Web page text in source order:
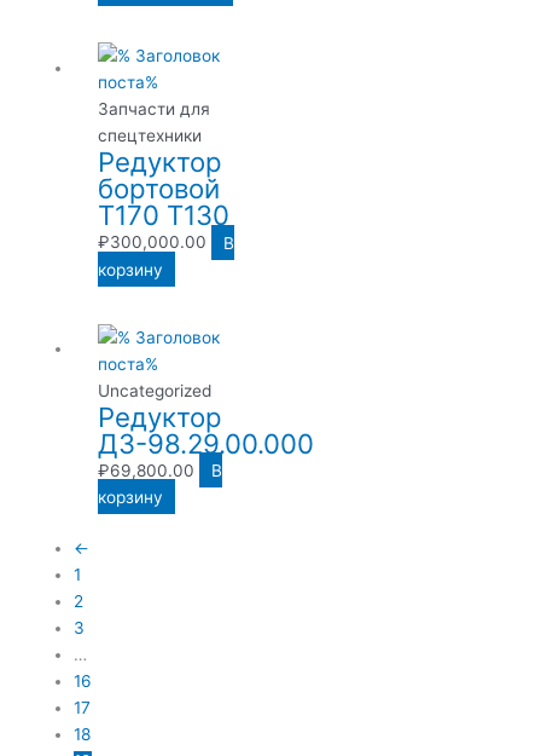
Запчасти для
спецтехники
Редуктор
бортовой
Т170 Т130
₽300,000.00
В
корзину
Uncategorized
Редуктор
ДЗ-98.29.00.000
₽69,800.00
В
корзину
←
1
2
3
…
16
17
18